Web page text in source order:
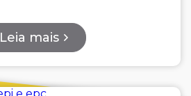
Leia mais